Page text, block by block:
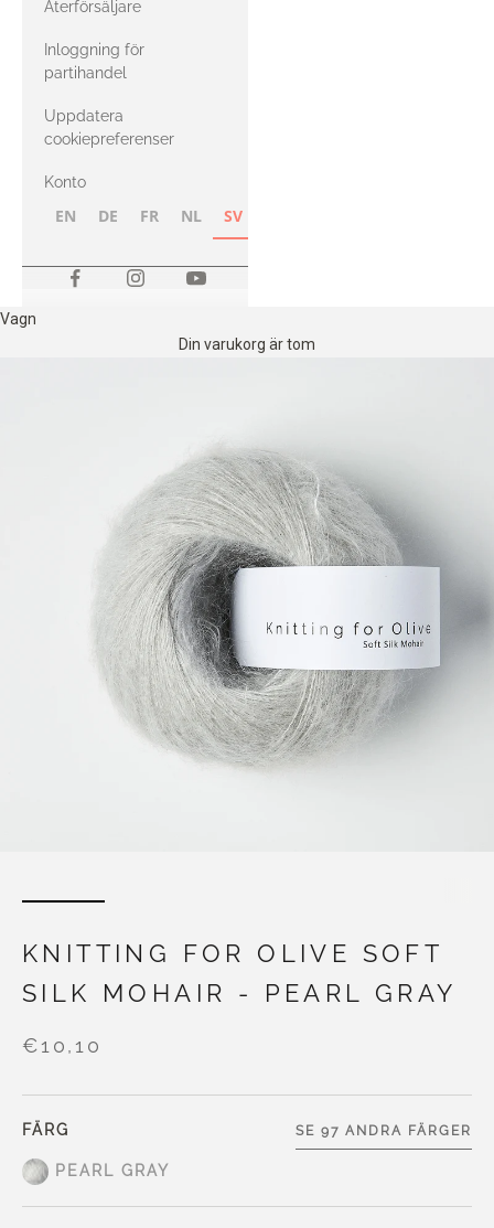
med Heavy
Merino
Återförsäljare
Inloggning för
partihandel
Uppdatera
cookiepreferenser
Konto
EN DE FR NL SV
Vagn
Din varukorg är tom
KNITTING FOR OLIVE SOFT
SILK MOHAIR - PEARL GRAY
€10,10
FÄRG
PEARL GRAY
SE 97 ANDRA FÄRGER